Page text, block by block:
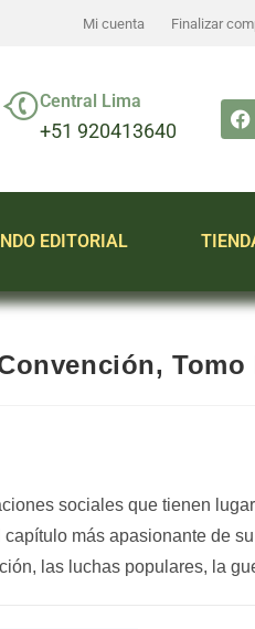
Mi cuenta Finalizar
Central Lima
+51 920413640
EDITORIAL
Tomo
sociales que tienen
más apasionante de
las luchas populares, la